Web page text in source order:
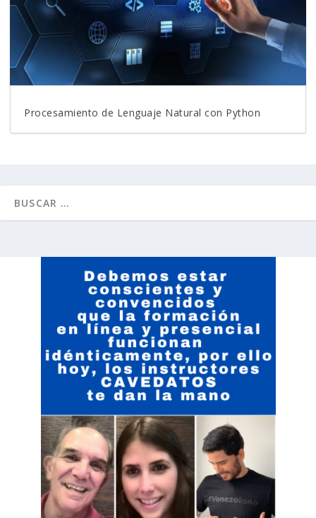
Procesamiento de Lenguaje Natural con Python